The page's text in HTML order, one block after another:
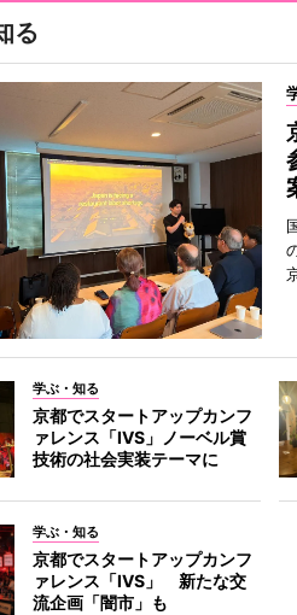
る
学ぶ・知る
京都でスタートアップカンフ
ァレンス「IVS」ノーベル賞
技術の社会実装テーマに
学ぶ・知る
京都でスタートアップカンフ
ァレンス「IVS」 新たな交
流企画「闇市」も